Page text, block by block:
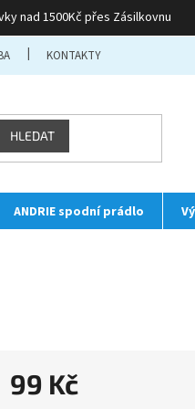
nad 1500Kč přes Zásilkovnu
KONTAKTY
HLEDAT
ANDRIE spodní prádlo
99 Kč